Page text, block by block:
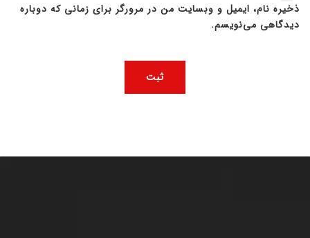
ذخیره نام، ایمیل و وبسایت من در مرورگر برای زمانی که دوباره
دیدگاهی می‌نویسم.